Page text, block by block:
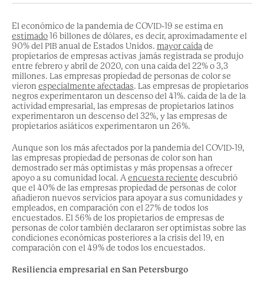
El económicode la pandemia de COVID-19 se estima en
estimado16 billones de dólares, es decir, aproximadamente el
90% del PIB anual de Estados Unidos. mayor caídade
propietarios de empresas activas jamás registrada se produjo
entre febrero y abril de 2020, con una caída del 22% o 3,3
millones. Las empresas propiedad de personas de color se
vieron especialmente afectadas. Las empresas de propietarios
negros experimentaron un descenso del 41%. caída de lade la
actividad empresarial, las empresas de propietarios latinos
experimentaron un descenso del 32%, y las empresas de
propietarios asiáticos experimentaron un 26%.
Aunque son los más afectados por la pandemia del COVID-19,
las empresas propiedad de personas de colorson han
demostrado ser más optimistas y más propensas a ofrecer
apoyo a su comunidad local. Aencuesta reciente descubrió
que el 40% de las empresas propiedad de personas de color
añadieron nuevos servicios para apoyar a sus comunidades y
empleados, en comparación con el 27% de todos los
encuestados. El 56% de los propietarios de empresas de
personas de color también declararon ser optimistas sobre las
condiciones económicas posteriores a la crisis del 19, en
comparación con el 49%de todos los encuestados.
Resiliencia empresarial en San Petersburgo